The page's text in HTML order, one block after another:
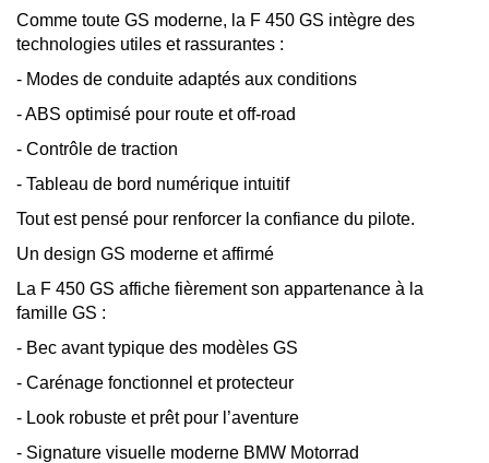
Comme toute GS moderne, la F 450 GS intègre des
technologies utiles et rassurantes :
- Modes de conduite adaptés aux conditions
- ABS optimisé pour route et off-road
- Contrôle de traction
- Tableau de bord numérique intuitif
Tout est pensé pour renforcer la confiance du pilote.
Un design GS moderne et affirmé
La F 450 GS affiche fièrement son appartenance à la
famille GS :
- Bec avant typique des modèles GS
- Carénage fonctionnel et protecteur
- Look robuste et prêt pour l’aventure
- Signature visuelle moderne BMW Motorrad